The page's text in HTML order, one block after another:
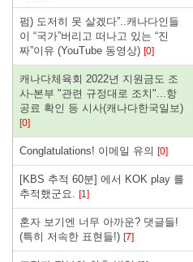
펌) 도저히 못 살겠다”..캐나다인들
이 “국가”버리고 떠나고 있는 “진
짜”이유 (YouTube 동영상) [0]
캐나다체육회 2022년 지원금도 조
사-본부 "관련 규정대로 조치"...항
공료 확인 등 시사(캐나다한국일보)
[0]
Conglatulations! 이메일 유의 [0]
[KBS 추적 60분] 에서 KOK play 를
추적했군요. [1]
혼자 보기엔 너무 아까운? 댓글들!
(특히 저속한 표현들!) [7]